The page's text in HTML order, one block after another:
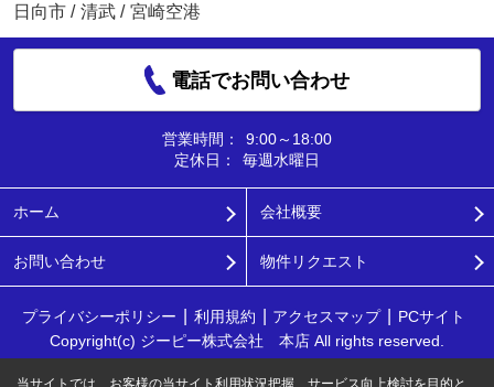
日向市 / 清武 / 宮崎空港
電話でお問い合わせ
営業時間：
9:00～18:00
定休日：
毎週水曜日
ホーム 会社概要
お問い合わせ 物件リクエスト
プライバシーポリシー 利用規約 アクセスマップ
PCサイト
Copyright(c) ジーピー株式会社 本店 All rights reserved.
当サイトでは、お客様の当サイト利用状況把握、サービス向上検討を目的と